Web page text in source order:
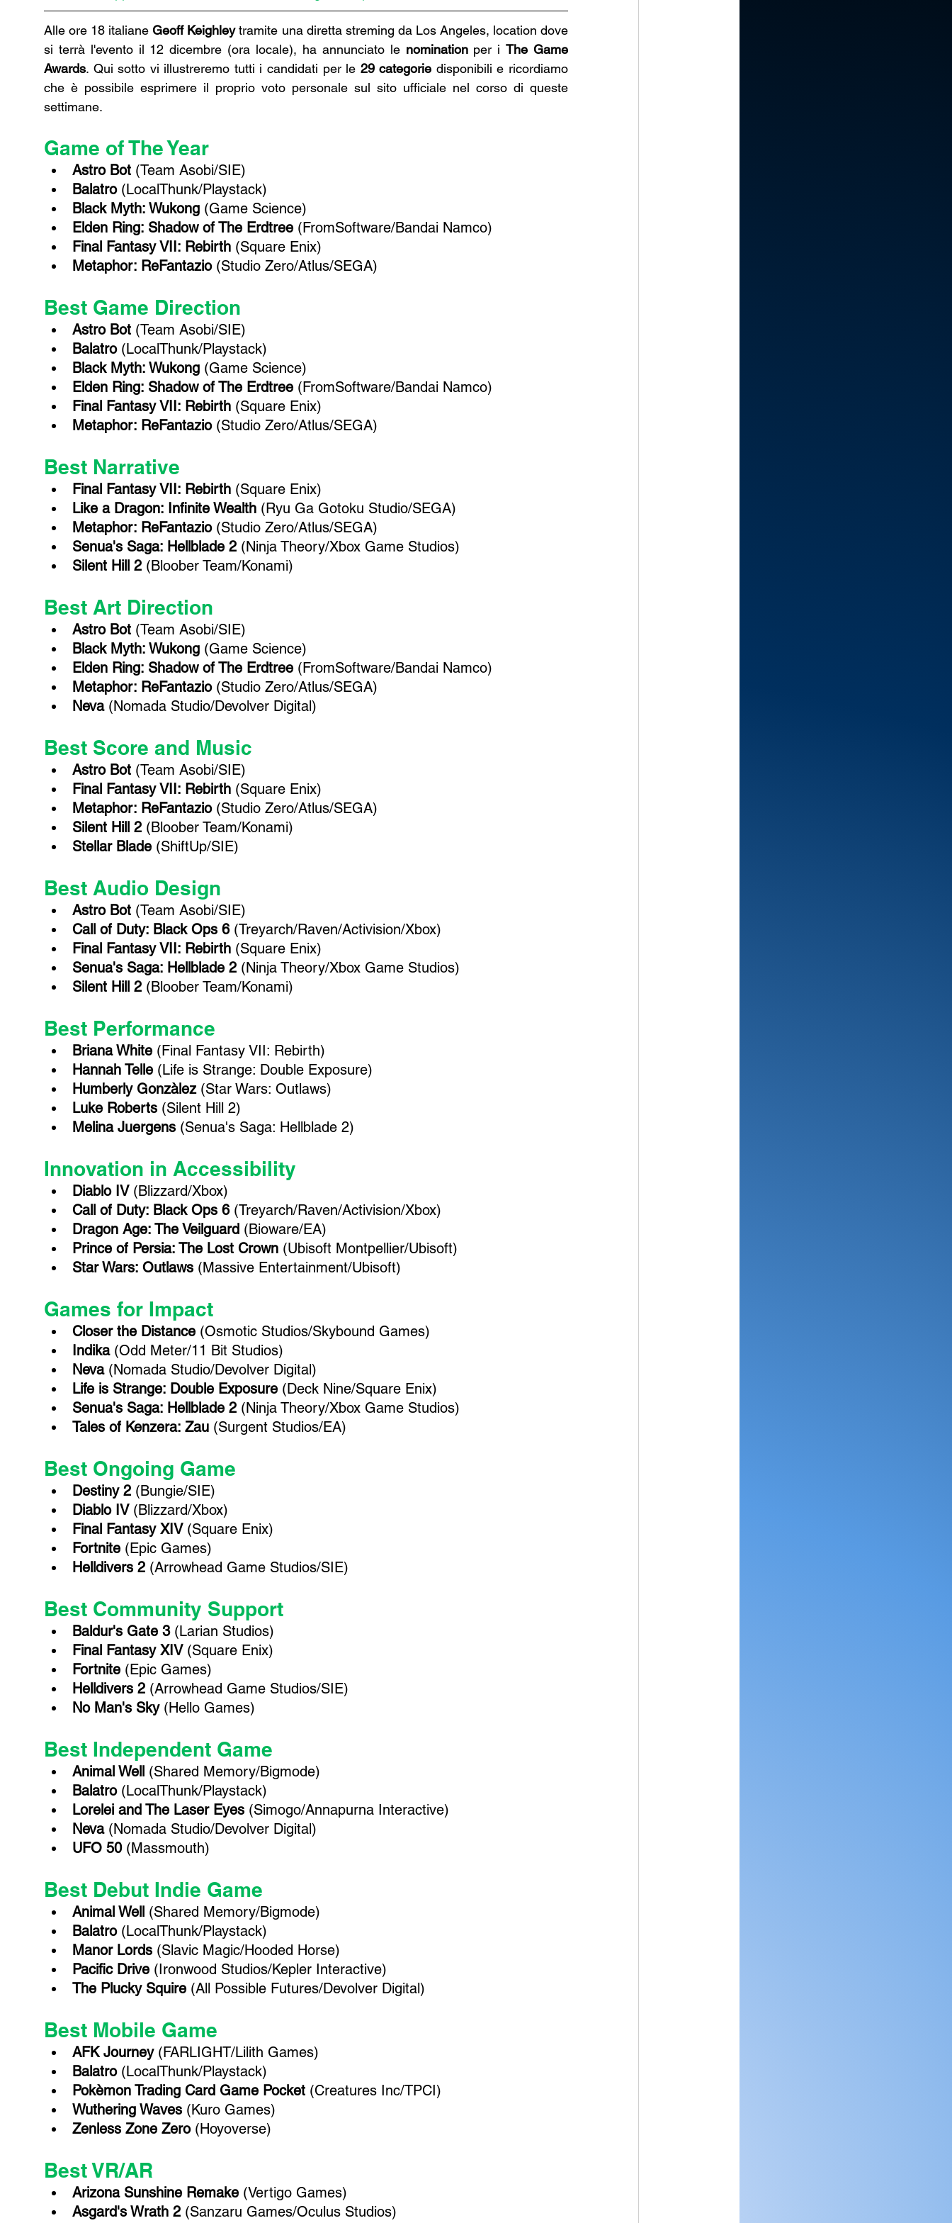
Alle ore 18 italiane Geoff Keighley tramite una diretta streming da Los Angeles, location dove
si terrà l'evento il 12 dicembre (ora locale), ha annunciato le nomination per i The Game
Awards. Qui sotto vi illustreremo tutti i candidati per le 29 categorie disponibili e ricordiamo
che è possibile esprimere il proprio voto personale sul sito ufficiale nel corso di queste
settimane.
Game of The Year
Astro Bot (Team Asobi/SIE)
Balatro (LocalThunk/Playstack)
Black Myth: Wukong (Game Science)
Elden Ring: Shadow of The Erdtree (FromSoftware/Bandai Namco)
Final Fantasy VII: Rebirth (Square Enix)
Metaphor: ReFantazio (Studio Zero/Atlus/SEGA)
Best Game Direction
Astro Bot (Team Asobi/SIE)
Balatro (LocalThunk/Playstack)
Black Myth: Wukong (Game Science)
Elden Ring: Shadow of The Erdtree (FromSoftware/Bandai Namco)
Final Fantasy VII: Rebirth (Square Enix)
Metaphor: ReFantazio (Studio Zero/Atlus/SEGA)
Best Narrative
Final Fantasy VII: Rebirth (Square Enix)
Like a Dragon: Infinite Wealth (Ryu Ga Gotoku Studio/SEGA)
Metaphor: ReFantazio (Studio Zero/Atlus/SEGA)
Senua's Saga: Hellblade 2 (Ninja Theory/Xbox Game Studios)
Silent Hill 2 (Bloober Team/Konami)
Best Art Direction
Astro Bot (Team Asobi/SIE)
Black Myth: Wukong (Game Science)
Elden Ring: Shadow of The Erdtree (FromSoftware/Bandai Namco)
Metaphor: ReFantazio (Studio Zero/Atlus/SEGA)
Neva (Nomada Studio/Devolver Digital)
Best Score and Music
Astro Bot (Team Asobi/SIE)
Final Fantasy VII: Rebirth (Square Enix)
Metaphor: ReFantazio (Studio Zero/Atlus/SEGA)
Silent Hill 2 (Bloober Team/Konami)
Stellar Blade (ShiftUp/SIE)
Best Audio Design
Astro Bot (Team Asobi/SIE)
Call of Duty: Black Ops 6 (Treyarch/Raven/Activision/Xbox)
Final Fantasy VII: Rebirth (Square Enix)
Senua's Saga: Hellblade 2 (Ninja Theory/Xbox Game Studios)
Silent Hill 2 (Bloober Team/Konami)
Best Performance
Briana White (Final Fantasy VII: Rebirth)
Hannah Telle (Life is Strange: Double Exposure)
Humberly Gonzàlez (Star Wars: Outlaws)
Luke Roberts (Silent Hill 2)
Melina Juergens (Senua's Saga: Hellblade 2)
Innovation in Accessibility
Diablo IV (Blizzard/Xbox)
Call of Duty: Black Ops 6 (Treyarch/Raven/Activision/Xbox)
Dragon Age: The Veilguard (Bioware/EA)
Prince of Persia: The Lost Crown (Ubisoft Montpellier/Ubisoft)
Star Wars: Outlaws (Massive Entertainment/Ubisoft)
Games for Impact
Closer the Distance (Osmotic Studios/Skybound Games)
Indika (Odd Meter/11 Bit Studios)
Neva (Nomada Studio/Devolver Digital)
Life is Strange: Double Exposure (Deck Nine/Square Enix)
Senua's Saga: Hellblade 2 (Ninja Theory/Xbox Game Studios)
Tales of Kenzera: Zau (Surgent Studios/EA)
Best Ongoing Game
Destiny 2 (Bungie/SIE)
Diablo IV (Blizzard/Xbox)
Final Fantasy XIV (Square Enix)
Fortnite (Epic Games)
Helldivers 2 (Arrowhead Game Studios/SIE)
Best Community Support
Baldur's Gate 3 (Larian Studios)
Final Fantasy XIV (Square Enix)
Fortnite (Epic Games)
Helldivers 2 (Arrowhead Game Studios/SIE)
No Man's Sky (Hello Games)
Best Independent Game
Animal Well (Shared Memory/Bigmode)
Balatro (LocalThunk/Playstack)
Lorelei and The Laser Eyes (Simogo/Annapurna Interactive)
Neva (Nomada Studio/Devolver Digital)
UFO 50 (Massmouth)
Best Debut Indie Game
Animal Well (Shared Memory/Bigmode)
Balatro (LocalThunk/Playstack)
Manor Lords (Slavic Magic/Hooded Horse)
Pacific Drive (Ironwood Studios/Kepler Interactive)
The Plucky Squire (All Possible Futures/Devolver Digital)
Best Mobile Game
AFK Journey (FARLIGHT/Lilith Games)
Balatro (LocalThunk/Playstack)
Pokèmon Trading Card Game Pocket (Creatures Inc/TPCI)
Wuthering Waves (Kuro Games)
Zenless Zone Zero (Hoyoverse)
Best VR/AR
Arizona Sunshine Remake (Vertigo Games)
Asgard's Wrath 2 (Sanzaru Games/Oculus Studios)